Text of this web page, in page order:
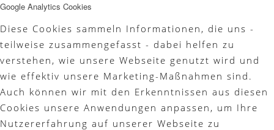
Google Analytics Cookies
Diese Cookies sammeln Informationen, die uns -
teilweise zusammengefasst - dabei helfen zu
verstehen, wie unsere Webseite genutzt wird und
wie effektiv unsere Marketing-Maßnahmen sind.
Auch können wir mit den Erkenntnissen aus diesen
Cookies unsere Anwendungen anpassen, um Ihre
Nutzererfahrung auf unserer Webseite zu